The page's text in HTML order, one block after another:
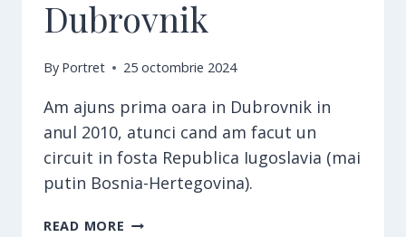
Dubrovnik
By Portret 25 octombrie 2024
Am ajuns prima oara in Dubrovnik in
anul 2010, atunci cand am facut un
circuit in fosta Republica Iugoslavia (mai
putin Bosnia-Hertegovina).
READ MORE DUBROVNIK